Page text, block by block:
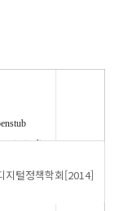
력분배기
지털정책학회[2014]